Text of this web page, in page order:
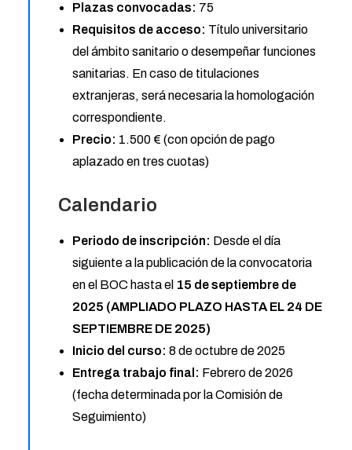
Plazas convocadas: 75
Requisitos de acceso: Título universitario
del ámbito sanitario o desempeñar funciones
sanitarias. En caso de titulaciones
extranjeras, será necesaria la homologación
correspondiente.
Precio: 1.500 € (con opción de pago
aplazado en tres cuotas)
Calendario
Periodo de inscripción: Desde el día
siguiente a la publicación de la convocatoria
en el BOC hasta el 15 de septiembre de
2025 (AMPLIADO PLAZO HASTA EL 24 DE
SEPTIEMBRE DE 2025)
Inicio del curso: 8 de octubre de 2025
Entrega trabajo final: Febrero de 2026
(fecha determinada por la Comisión de
Seguimiento)